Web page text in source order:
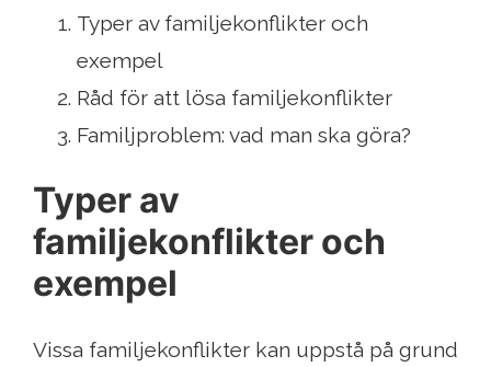
Typer av familjekonflikter och
exempel
Råd för att lösa familjekonflikter
Familjproblem: vad man ska göra?
Typer av
familjekonflikter och
exempel
Vissa familjekonflikter kan uppstå på grund